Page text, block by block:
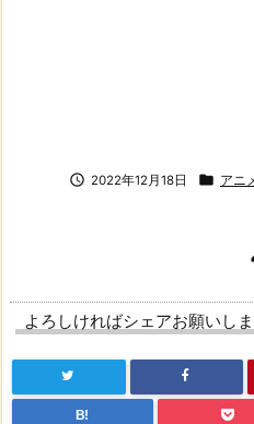
 2022年12月18日  アニ
よろしければシェアお願いし
B!